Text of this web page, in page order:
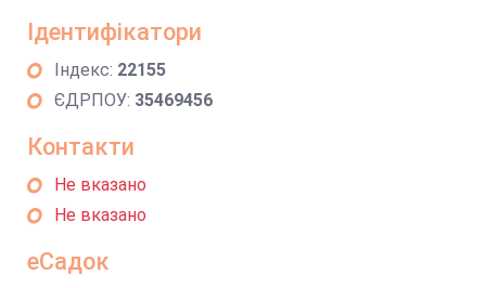
Ідентифікатори
Індекс: 22155
ЄДРПОУ: 35469456
Контакти
Не вказано
Не вказано
еСадок